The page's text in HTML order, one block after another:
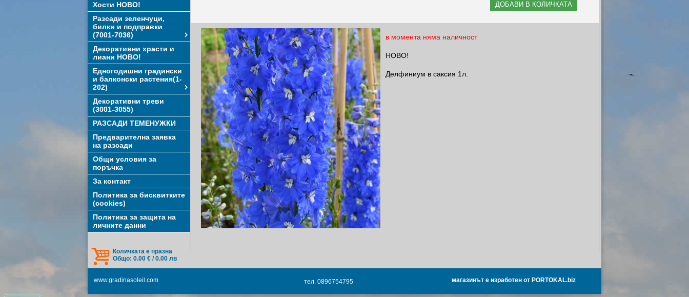
Хости НОВО!
Разсади зеленчуци,
билки и подправки
(7001-7036)
Декоративни храсти и
лиани НОВО!
Едногодишни градински
и балконски растения(1-
202)
Декоративни треви
(3001-3055)
РАЗСАДИ ТЕМЕНУЖКИ
Предварителна заявка
на разсади
Общи условия за
поръчка
За контакт
Политика за бисквитките
(cookies)
Политика за защита на
личните данни
Количката е празна
Общо: 0.00 € / 0.00 лв
в момента няма наличност
НОВО!
Делфиниум в саксия 1л.
www.gradinasoleil.com тел. 0896754795 магазинът е изработен от PORTOKAL.biz